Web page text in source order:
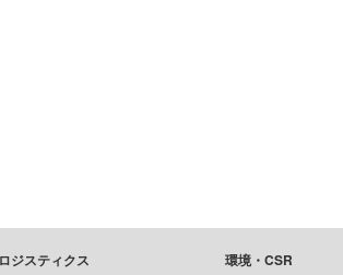
ロジスティクス 環境・CSR